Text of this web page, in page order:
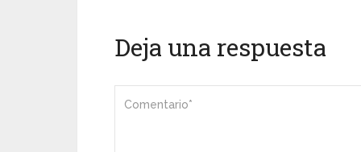
Deja una respuesta